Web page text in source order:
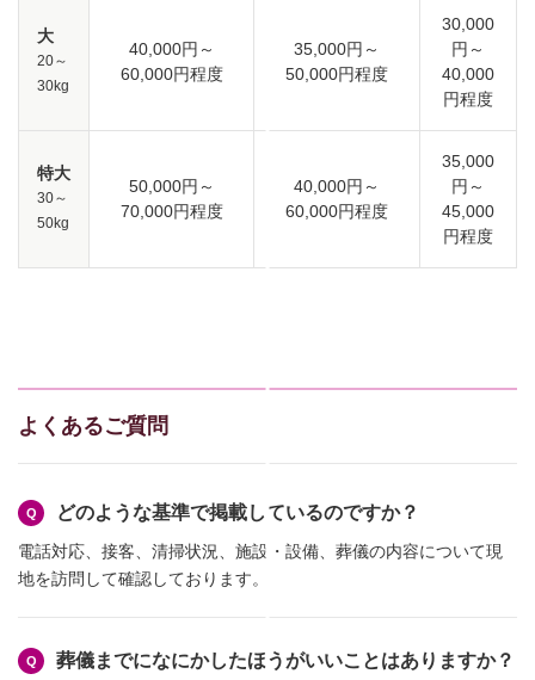
大
20～
30kg
40,000円～
60,000円程度
35,000円～
50,000円程度
30,000
円～
40,000
円程度
特大
30～
50kg
50,000円～
70,000円程度
40,000円～
60,000円程度
35,000
円～
45,000
円程度
よくあるご質問
どのような基準で掲載しているのですか？
電話対応、接客、清掃状況、施設・設備、葬儀の内容について現
地を訪問して確認しております。
葬儀までになにかしたほうがいいことはありますか？